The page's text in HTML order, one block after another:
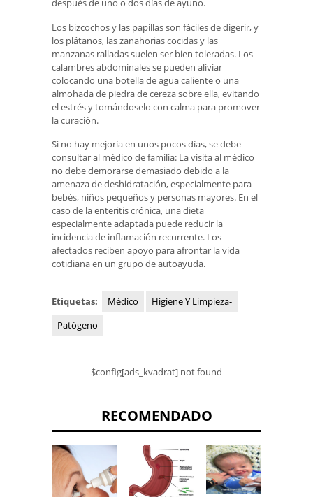
después de uno o dos días de ayuno.
Los bizcochos y las papillas son fáciles de digerir, y
los plátanos, las zanahorias cocidas y las
manzanas ralladas suelen ser bien toleradas. Los
calambres abdominales se pueden aliviar
colocando una botella de agua caliente o una
almohada de piedra de cereza sobre ella, evitando
el estrés y tomándoselo con calma para promover
la curación.
Si no hay mejoría en unos pocos días, se debe
consultar al médico de familia: La visita al médico
no debe demorarse demasiado debido a la
amenaza de deshidratación, especialmente para
bebés, niños pequeños y personas mayores. En el
caso de la enteritis crónica, una dieta
especialmente adaptada puede reducir la
incidencia de inflamación recurrente. Los
afectados reciben apoyo para afrontar la vida
cotidiana en un grupo de autoayuda.
Etiquetas: Médico
Higiene Y Limpieza-
Patógeno
$config[ads_kvadrat] not found
RECOMENDADO